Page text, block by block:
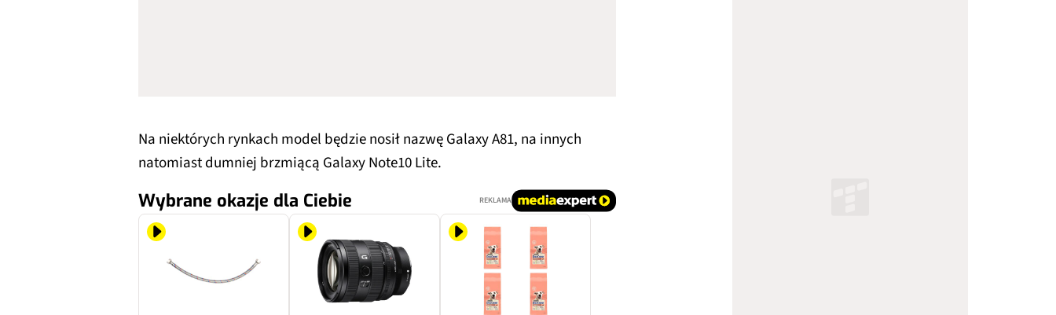
Na niektórych rynkach model będzie nosił nazwę Galaxy A81, na innych
natomiast dumniej brzmiącą Galaxy Note10 Lite.
Wybrane okazje dla Ciebie REKLAMA